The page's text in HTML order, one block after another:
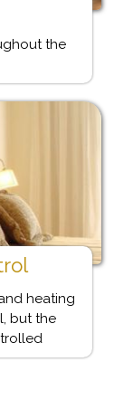
the
heating
but the